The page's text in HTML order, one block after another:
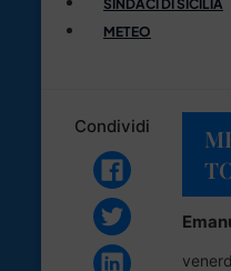
SINDACI DI SICILIA
METEO
Condividi